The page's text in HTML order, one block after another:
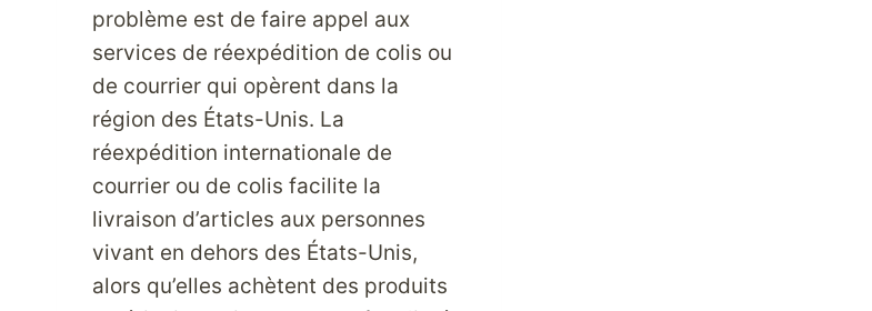
problème est de faire appel aux
services de réexpédition de colis ou
de courrier qui opèrent dans la
région des États-Unis. La
réexpédition internationale de
courrier ou de colis facilite la
livraison d’articles aux personnes
vivant en dehors des États-Unis,
alors qu’elles achètent des produits